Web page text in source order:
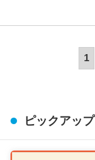
1
ピックアップ